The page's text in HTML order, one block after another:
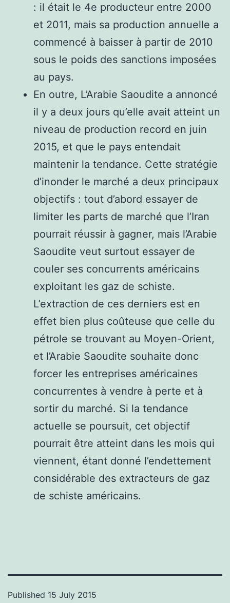
: il était le 4e producteur entre 2000
et 2011, mais sa production annuelle a
commencé à baisser à partir de 2010
sous le poids des sanctions imposées
au pays.
En outre, L’Arabie Saoudite a annoncé
il y a deux jours qu’elle avait atteint un
niveau de production record en juin
2015, et que le pays entendait
maintenir la tendance. Cette stratégie
d’inonder le marché a deux principaux
objectifs : tout d’abord essayer de
limiter les parts de marché que l’Iran
pourrait réussir à gagner, mais l’Arabie
Saoudite veut surtout essayer de
couler ses concurrents américains
exploitant les gaz de schiste.
L’extraction de ces derniers est en
effet bien plus coûteuse que celle du
pétrole se trouvant au Moyen-Orient,
et l’Arabie Saoudite souhaite donc
forcer les entreprises américaines
concurrentes à vendre à perte et à
sortir du marché. Si la tendance
actuelle se poursuit, cet objectif
pourrait être atteint dans les mois qui
viennent, étant donné l’endettement
considérable des extracteurs de gaz
de schiste américains.
Published 15 July 2015